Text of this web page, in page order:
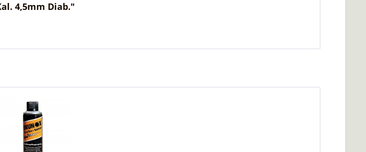
4,5mm Diab."